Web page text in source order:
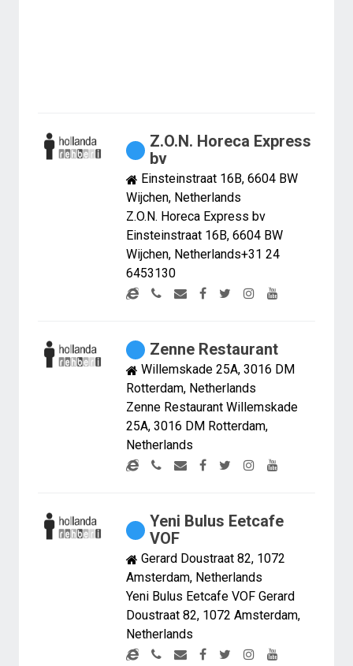
Z.O.N. Horeca Express
bv
Einsteinstraat 16B, 6604 BW
Wijchen, Netherlands
Z.O.N. Horeca Express bv
Einsteinstraat 16B, 6604 BW
Wijchen, Netherlands+31 24
6453130
Zenne Restaurant
Willemskade 25A, 3016 DM
Rotterdam, Netherlands
Zenne Restaurant Willemskade
25A, 3016 DM Rotterdam,
Netherlands
Yeni Bulus Eetcafe
VOF
Gerard Doustraat 82, 1072
Amsterdam, Netherlands
Yeni Bulus Eetcafe VOF Gerard
Doustraat 82, 1072 Amsterdam,
Netherlands